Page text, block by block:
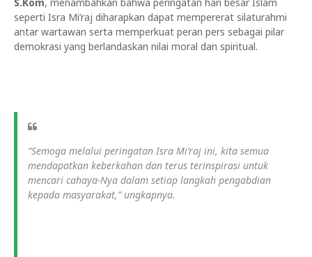
seperti Isra Mi’raj diharapkan dapat mempererat silaturahmi
antar wartawan serta memperkuat peran pers sebagai pilar
demokrasi yang berlandaskan nilai moral dan spiritual.
“Semoga melalui peringatan Isra Mi’raj ini, kita semua
mendapatkan keberkahan dan terus terinspirasi untuk
mencari cahaya-Nya dalam setiap langkah pengabdian
kepada masyarakat,” ungkapnya.